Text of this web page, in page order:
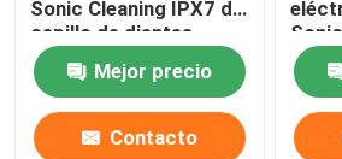
Control de calidad
Contacta con nosotros
Sonic Cleaning IPX7 del
cepillo de dientes
eléctrico de los modos
Mejor precio
Contacto